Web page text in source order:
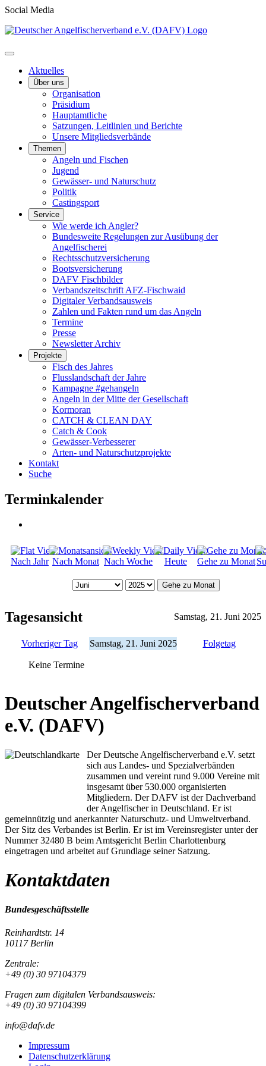
Social Media
Aktuelles
Über uns
Organisation
Präsidium
Hauptamtliche
Satzungen, Leitlinien und Berichte
Unsere Mitgliedsverbände
Themen
Angeln und Fischen
Jugend
Gewässer- und Naturschutz
Politik
Castingsport
Service
Wie werde ich Angler?
Bundesweite Regelungen zur Ausübung der
Angelfischerei
Rechtsschutzversicherung
Bootsversicherung
DAFV Fischbilder
Verbandszeitschrift AFZ-Fischwaid
Digitaler Verbandsausweis
Zahlen und Fakten rund um das Angeln
Termine
Presse
Newsletter Archiv
Projekte
Fisch des Jahres
Flusslandschaft der Jahre
Kampagne #gehangeln
Angeln in der Mitte der Gesellschaft
Kormoran
CATCH & CLEAN DAY
Catch & Cook
Gewässer-Verbesserer
Arten- und Naturschutzprojekte
Kontakt
Suche
Terminkalender
Nach Jahr Nach Monat Nach Woche Heute Gehe zu Monat
Gehe zu Monat
Tagesansicht Samstag, 21. Juni 2025
Vorheriger Tag Samstag, 21. Juni 2025 Folgetag
Keine Termine
Deutscher Angelfischerverband
e.V. (DAFV)
Der Deutsche Angelfischerverband e.V. setzt
sich aus Landes- und Spezialverbänden
zusammen und vereint rund 9.000 Vereine mit
insgesamt über 530.000 organisierten
Mitgliedern. Der DAFV ist der Dachverband
der Angelfischer in Deutschland. Er ist
gemeinnützig und anerkannter Naturschutz- und Umweltverband.
Der Sitz des Verbandes ist Berlin. Er ist im Vereinsregister unter der
Nummer 32480 B beim Amtsgericht Berlin Charlottenburg
eingetragen und arbeitet auf Grundlage seiner Satzung.
Kontaktdaten
Bundesgeschäftsstelle
Reinhardtstr. 14
10117 Berlin
Zentrale:
+49 (0) 30 97104379
Fragen zum digitalen Verbandsausweis:
+49 (0) 30 97104399
info@dafv.de
Impressum
Datenschutzerklärung